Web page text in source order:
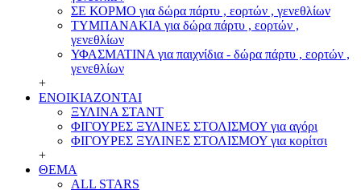
ΣΕ ΚΟΡΜΟ για δώρα πάρτυ , εορτών , γενεθλίων
ΤΥΜΠΑΝΑΚΙΑ για δώρα πάρτυ , εορτών ,
γενεθλίων
ΥΦΑΣΜΑΤΙΝΑ για παιχνίδια - δώρα πάρτυ , εορτών ,
γενεθλίων
+
ΕΝΟΙΚΙΑΖΟΝΤΑΙ
ΞΥΛΙΝΑ ΣΤΑΝΤ
ΦΙΓΟΥΡΕΣ ΞΥΛΙΝΕΣ ΣΤΟΛΙΣΜΟΥ για αγόρι
ΦΙΓΟΥΡΕΣ ΞΥΛΙΝΕΣ ΣΤΟΛΙΣΜΟΥ για κορίτσι
+
ΘΕΜΑ
ALL STARS